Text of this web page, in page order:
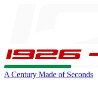
A Century Made of Seconds